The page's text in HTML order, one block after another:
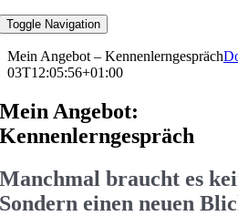
Toggle Navigation
Mein Angebot – Kennenlerngespräch
03T12:05:56+01:00
Mein Angebot:
Kennenlern­gespräch
Manchmal braucht es
Sondern einen neuen